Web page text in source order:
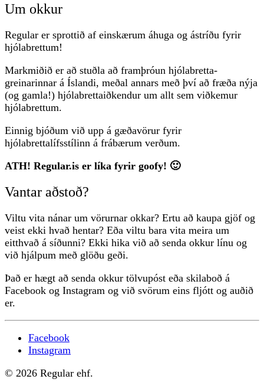
Um okkur
Regular er sprottið af einskærum áhuga og ástríðu fyrir
hjólabrettum!
Markmiðið er að stuðla að framþróun hjólabretta-
greinarinnar á Íslandi, meðal annars með því að fræða nýja
(og gamla!) hjólabrettaiðkendur um allt sem viðkemur
hjólabrettum.
Einnig bjóðum við upp á gæðavörur fyrir
hjólabrettalífsstílinn á frábærum verðum.
ATH! Regular.is er líka fyrir goofy! 🙂
Vantar aðstoð?
Viltu vita nánar um vörurnar okkar? Ertu að kaupa gjöf og
veist ekki hvað hentar? Eða viltu bara vita meira um
eitthvað á síðunni? Ekki hika við að senda okkur línu og
við hjálpum með glöðu geði.
Það er hægt að senda okkur tölvupóst eða skilaboð á
Facebook og Instagram og við svörum eins fljótt og auðið
er.
Facebook
Instagram
© 2026 Regular ehf.